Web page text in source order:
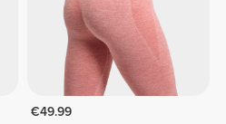
€49.99